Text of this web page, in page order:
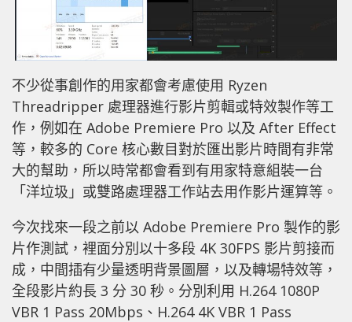
不少從事創作的用家都會考慮使用 Ryzen
Threadripper 處理器進行影片剪輯或特效製作等工
作，例如在 Adobe Premiere Pro 以及 After Effect
等，較多的 Core 核心數目對於匯出影片時間有非常
大的幫助，所以時常都會看到有用家特意組裝一台
「洋垃圾」或雙路處理器工作站去用作影片運算等。
今次找來一段之前以 Adobe Premiere Pro 製作的影
片作測試，裡面分別以十多段 4K 30FPS 影片剪接而
成，中間插有少量透明背景圖層，以及轉場特效等，
全段影片約長 3 分 30 秒。分別利用 H.264 1080P
VBR 1 Pass 20Mbps、H.264 4K VBR 1 Pass